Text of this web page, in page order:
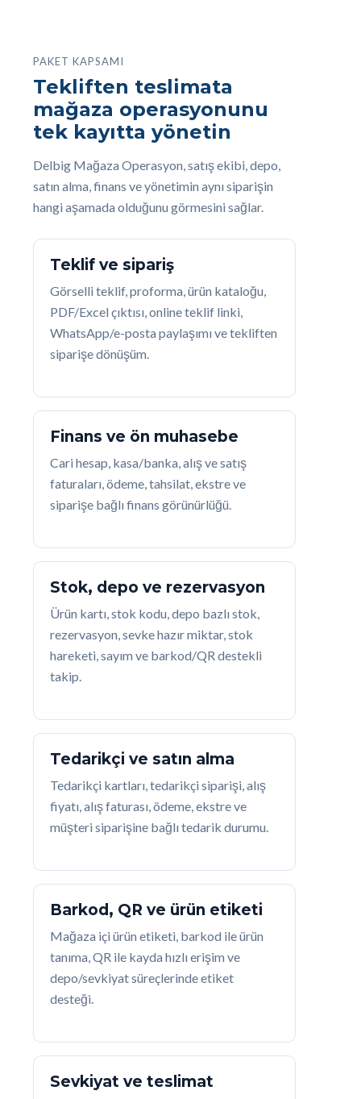
PAKET KAPSAMI
Tekliften teslimata
mağaza operasyonunu
tek kayıtta yönetin
Delbig Mağaza Operasyon, satış ekibi, depo,
satın alma, finans ve yönetimin aynı siparişin
hangi aşamada olduğunu görmesini sağlar.
Teklif ve sipariş
Görselli teklif, proforma, ürün kataloğu,
PDF/Excel çıktısı, online teklif linki,
WhatsApp/e-posta paylaşımı ve tekliften
siparişe dönüşüm.
Finans ve ön muhasebe
Cari hesap, kasa/banka, alış ve satış
faturaları, ödeme, tahsilat, ekstre ve
siparişe bağlı finans görünürlüğü.
Stok, depo ve rezervasyon
Ürün kartı, stok kodu, depo bazlı stok,
rezervasyon, sevke hazır miktar, stok
hareketi, sayım ve barkod/QR destekli
takip.
Tedarikçi ve satın alma
Tedarikçi kartları, tedarikçi siparişi, alış
fiyatı, alış faturası, ödeme, ekstre ve
müşteri siparişine bağlı tedarik durumu.
Barkod, QR ve ürün etiketi
Mağaza içi ürün etiketi, barkod ile ürün
tanıma, QR ile kayda hızlı erişim ve
depo/sevkiyat süreçlerinde etiket
desteği.
Sevkiyat ve teslimat